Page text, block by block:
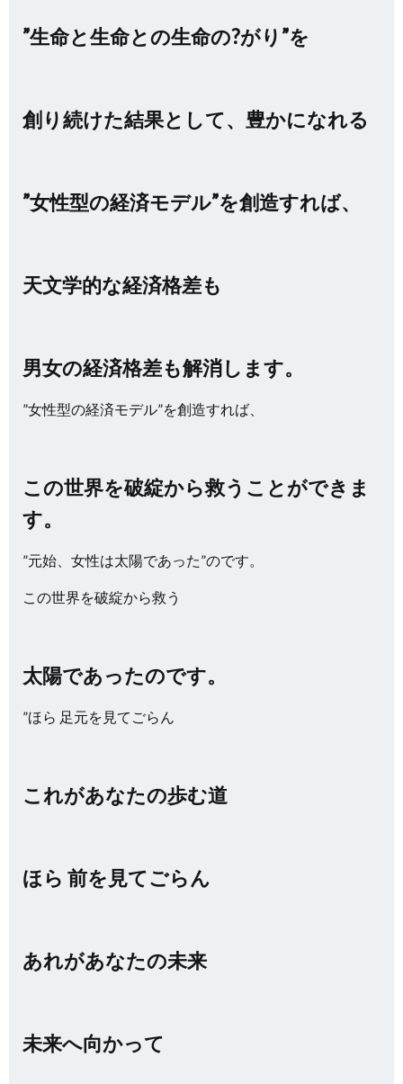
”生命と生命との生命の?がり”を
創り続けた結果として、豊かになれる
”女性型の経済モデル”を創造すれば、
天文学的な経済格差も
男女の経済格差も解消します。
”女性型の経済モデル”を創造すれば、
この世界を破綻から救うことができま
す。
”元始、女性は太陽であった”のです。
この世界を破綻から救う
太陽であったのです。
”ほら 足元を見てごらん
これがあなたの歩む道
ほら 前を見てごらん
あれがあなたの未来
未来へ向かって